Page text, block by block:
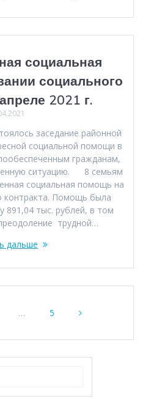
социальная
социального
2021 г.
заседание районной
социальной помощи в
гражданам,
ситуацию. 8 семьям
социальная помощь на
контракта. Помощь была
891,04 тыс. рублей, в том
трудной…
дальше
… Страница
5